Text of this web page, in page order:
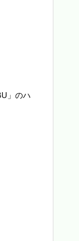
」のハ